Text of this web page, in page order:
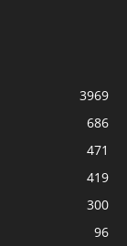
3969
686
471
419
300
96